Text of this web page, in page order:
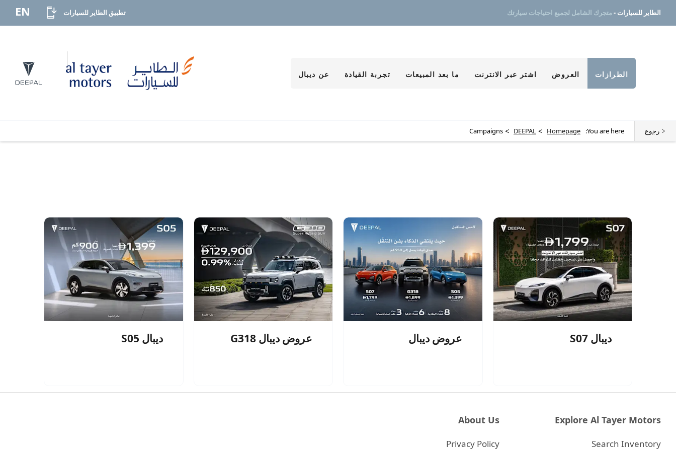
الطاير للسيارات - متجرك الشامل لجميع احتياجات سيارتك EN تطبيق الطاير للسيارات
الطرازات العروض اشتر عبر الانترنت ما بعد المبيعات تجربة القيادة عن ديبال
رجوع You are here:
Homepage
>
DEEPAL
>
Campaigns
ديبال S07 عروض ديبال عروض ديبال G318 ديبال S05
Explore Al Tayer Motors
Search Inventory
About Us
Privacy Policy